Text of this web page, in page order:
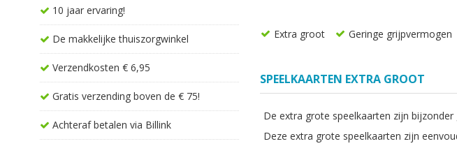
Extra groot Geringe grijpvermogen
SPEELKAARTEN EXTRA GROOT
De extra grote speelkaarten zijn
Deze extra grote speelkaarten zijn
10 jaar ervaring!
De makkelijke thuiszorgwinkel
Verzendkosten € 6,95
Gratis verzending boven de € 75!
Achteraf betalen via Billink